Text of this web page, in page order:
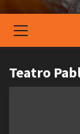
Menu
Teatro